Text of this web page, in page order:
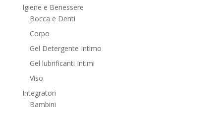
Igiene e Benessere
Bocca e Denti
Corpo
Gel Detergente Intimo
Gel lubrificanti Intimi
Viso
Integratori
Bambini